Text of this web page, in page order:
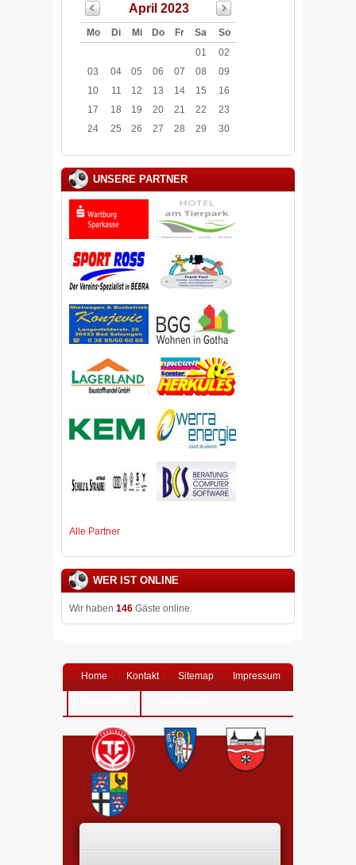
April 2023
Mo Di Mi Do Fr Sa
So
01
02
03
04 05 06 07 08
09
10
11 12 13 14 15
16
17
18 19 20 21 22
23
24
25 26 27 28 29 30
UNSERE PARTNER
Alle Partner
WER IST ONLINE
Wir haben 146 Gäste online.
Home Kontakt Sitemap Impressum